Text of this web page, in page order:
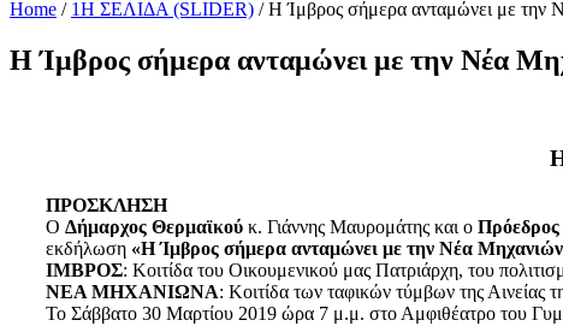
Home / 1Η ΣΕΛΙΔΑ (SLIDER) /Η Ίμβρος σήμερα ανταμώνει με την
Η Ίμβρος σήμερα ανταμώνει με την Νέα
ΠΡΟΣΚΛΗΣΗ
Ο Δήμαρχος Θερμαϊκού κ. Γιάννης Μαυρομάτης και ο
εκδήλωση «Η Ίμβρος σήμερα ανταμώνει με την Νέα
ΙΜΒΡΟΣ: Κοιτίδα του Οικουμενικού μας Πατριάρχη, του
ΝΕΑ ΜΗΧΑΝΙΩΝΑ: Κοιτίδα των ταφικών τύμβων της Αινείας
Το Σάββατο 30 Μαρτίου 2019 ώρα 7 μ.μ. στο Αμφιθέατρο του